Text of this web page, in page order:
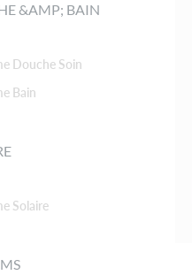
&AMP; BAIN
Douche Soin
Bain
Solaire